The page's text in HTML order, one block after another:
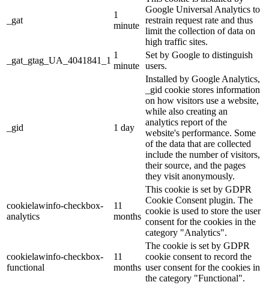
_gat
1
minute
Google Universal Analytics to
restrain request rate and thus
limit the collection of data on
high traffic sites.
_gat_gtag_UA_4041841_1
1
minute
Set by Google to distinguish
users.
_gid 1 day
Installed by Google Analytics,
_gid cookie stores information
on how visitors use a website,
while also creating an
analytics report of the
website's performance. Some
of the data that are collected
include the number of visitors,
their source, and the pages
they visit anonymously.
cookielawinfo-checkbox-
analytics
11
months
This cookie is set by GDPR
Cookie Consent plugin. The
cookie is used to store the user
consent for the cookies in the
category "Analytics".
cookielawinfo-checkbox-
functional
11
months
The cookie is set by GDPR
cookie consent to record the
user consent for the cookies in
the category "Functional".